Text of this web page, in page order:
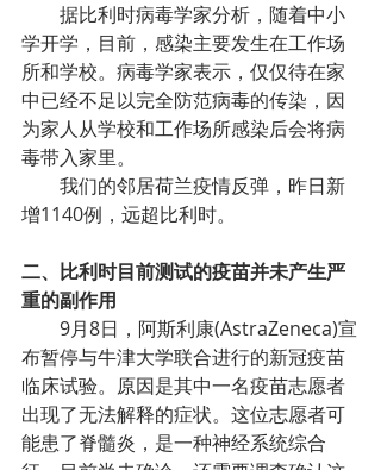
据比利时病毒学家分析，随着中小
学开学，目前，感染主要发生在工作场
所和学校。病毒学家表示，仅仅待在家
中已经不足以完全防范病毒的传染，因
为家人从学校和工作场所感染后会将病
毒带入家里。
我们的邻居荷兰疫情反弹，昨日新
增1140例，远超比利时。
二、比利时目前测试的疫苗并未产生严
重的副作用
9月8日，阿斯利康(AstraZeneca)宣
布暂停与牛津大学联合进行的新冠疫苗
临床试验。原因是其中一名疫苗志愿者
出现了无法解释的症状。这位志愿者可
能患了脊髓炎，是一种神经系统综合